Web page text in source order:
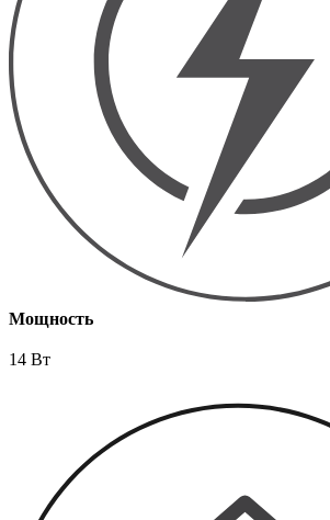
Мощность
14 Вт